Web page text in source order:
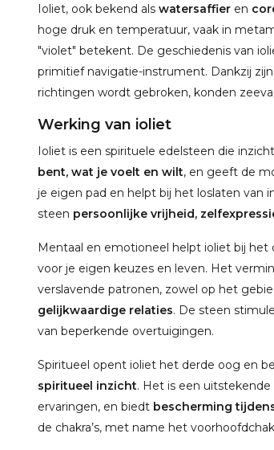
Ioliet, ook bekend als watersaffier en
hoge druk en temperatuur, vaak in
"violet" betekent. De geschiedenis van
primitief navigatie-instrument. Dankzij
richtingen wordt gebroken, konden
Werking van ioliet
Ioliet is een spirituele edelsteen die
bent, wat je voelt en wilt, en geeft de
je eigen pad en helpt bij het loslaten van
steen persoonlijke vrijheid,
Mentaal en emotioneel helpt ioliet bij het
voor je eigen keuzes en leven. Het
verslavende patronen, zowel op het
gelijkwaardige relaties. De steen
van beperkende overtuigingen.
Spiritueel opent ioliet het derde oog en
spiritueel inzicht. Het is een
ervaringen, en biedt bescherming
de chakra’s, met name het